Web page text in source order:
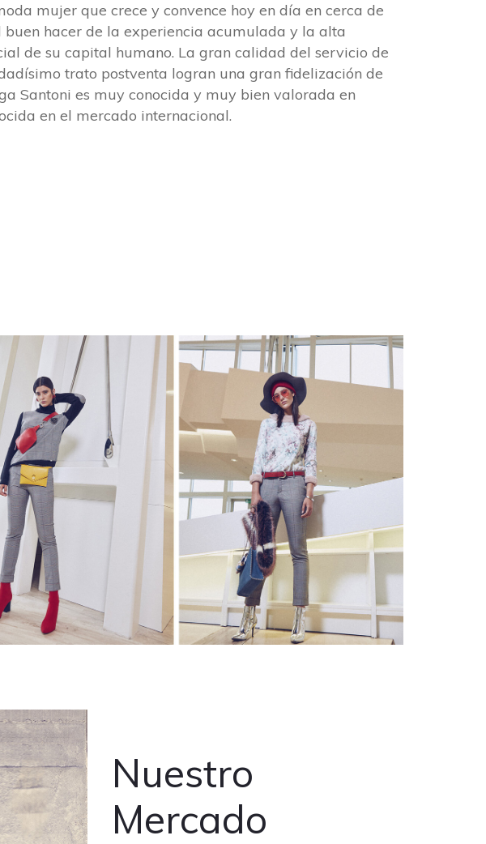
mujer que crece y convence hoy en día en cerca de
hacer de la experiencia acumulada y la alta
de su capital humano. La gran calidad del servicio de
trato postventa logran una gran fidelización de
Santoni es muy conocida y muy bien valorada en
en el mercado internacional.
Nuestro
Mercado